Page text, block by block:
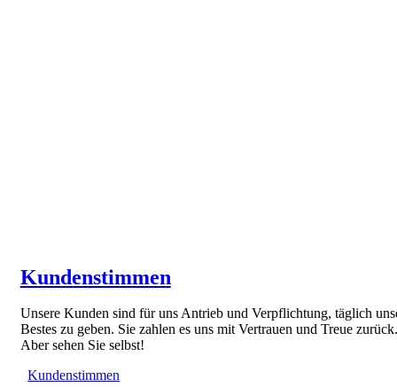
Kundenstimmen
Unsere Kunden sind für uns Antrieb und Verpflichtung, täglich
Bestes zu geben. Sie zahlen es uns mit Vertrauen und Treue zurück.
Aber sehen Sie selbst!
Kundenstimmen